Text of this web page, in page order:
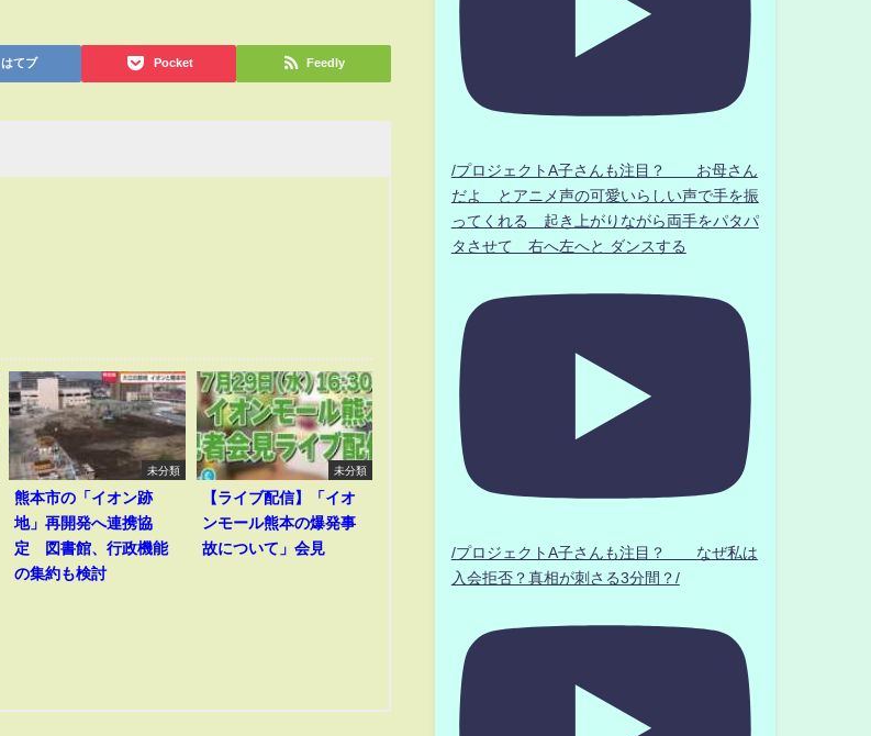
はてブ Pocket Feedly
未分類
熊本市の「イオン跡
地」再開発へ連携協
定 図書館、行政機能
の集約も検討
未分類
【ライブ配信】「イオ
ンモール熊本の爆発事
故について」会見
/プロジェクトA子さんも注目？ お母さん
だよ とアニメ声の可愛いらしい声で手を振
ってくれる 起き上がりながら両手をパタパ
タさせて 右へ左へと ダンスする
/プロジェクトA子さんも注目？ なぜ私は
入会拒否？真相が刺さる3分間？/